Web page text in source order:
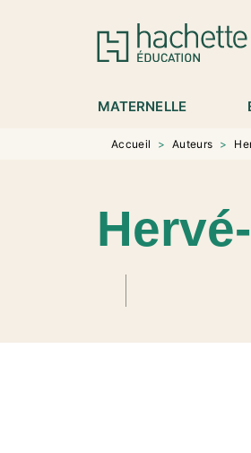
MENU RECHERCHE
MATERNELLE
Accueil > Auteurs >